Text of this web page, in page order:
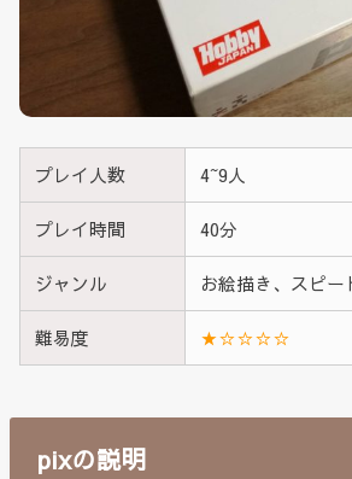
プレイ人数 4~9人
プレイ時間 40分
ジャンル お絵描き、スピー
難易度 ★☆☆☆☆
pixの説明